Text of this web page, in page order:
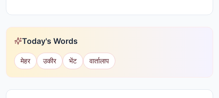
Today's Words
मेहर उकीर भेंट वार्तालाप